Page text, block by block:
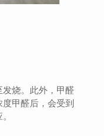
烧。此外，甲醛
甲醛后，会受到